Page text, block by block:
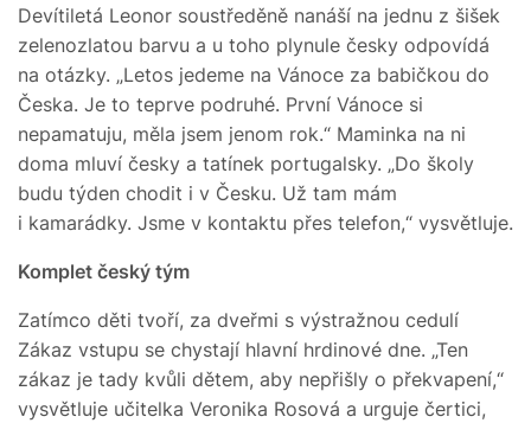
Devítiletá Leonor soustředěně nanáší na jednu z šišek
zelenozlatou barvu a u toho plynule česky odpovídá
na otázky. „Letos jedeme na Vánoce za babičkou do
Česka. Je to teprve podruhé. První Vánoce si
nepamatuju, měla jsem jenom rok.“ Maminka na ni
doma mluví česky a tatínek portugalsky. „Do školy
budu týden chodit i v Česku. Už tam mám
i kamarádky. Jsme v kontaktu přes telefon,“ vysvětluje.
Komplet český tým
Zatímco děti tvoří, za dveřmi s výstražnou cedulí
Zákaz vstupu se chystají hlavní hrdinové dne. „Ten
zákaz je tady kvůli dětem, aby nepřišly o překvapení,“
vysvětluje učitelka Veronika Rosová a urguje čertici,